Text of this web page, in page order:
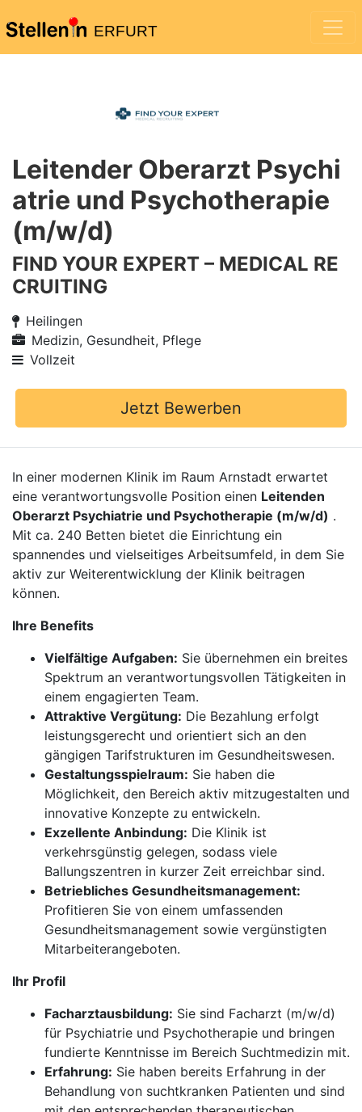
ERFURT
Leitender Oberarzt Psychi
atrie und Psychotherapie
(m/w/d)
FIND YOUR EXPERT – MEDICAL RE
CRUITING
Heilingen
Medizin, Gesundheit, Pflege
Vollzeit
Jetzt Bewerben
In einer modernen Klinik im Raum Arnstadt erwartet
eine verantwortungsvolle Position einen Leitenden
Oberarzt Psychiatrie und Psychotherapie (m/w/d) .
Mit ca. 240 Betten bietet die Einrichtung ein
spannendes und vielseitiges Arbeitsumfeld, in dem Sie
aktiv zur Weiterentwicklung der Klinik beitragen
können.
Ihre Benefits
Vielfältige Aufgaben: Sie übernehmen ein breites
Spektrum an verantwortungsvollen Tätigkeiten in
einem engagierten Team.
Attraktive Vergütung: Die Bezahlung erfolgt
leistungsgerecht und orientiert sich an den
gängigen Tarifstrukturen im Gesundheitswesen.
Gestaltungsspielraum: Sie haben die
Möglichkeit, den Bereich aktiv mitzugestalten und
innovative Konzepte zu entwickeln.
Exzellente Anbindung: Die Klinik ist
verkehrsgünstig gelegen, sodass viele
Ballungszentren in kurzer Zeit erreichbar sind.
Betriebliches Gesundheitsmanagement:
Profitieren Sie von einem umfassenden
Gesundheitsmanagement sowie vergünstigten
Mitarbeiterangeboten.
Ihr Profil
Facharztausbildung: Sie sind Facharzt (m/w/d)
für Psychiatrie und Psychotherapie und bringen
fundierte Kenntnisse im Bereich Suchtmedizin mit.
Erfahrung: Sie haben bereits Erfahrung in der
Behandlung von suchtkranken Patienten und sind